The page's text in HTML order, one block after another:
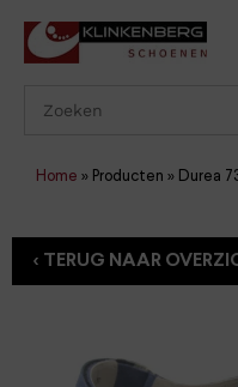
Home » Producten » Durea